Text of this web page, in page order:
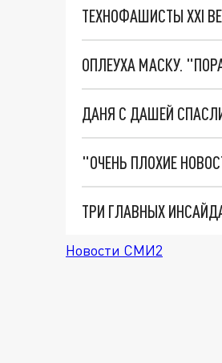
ТЕХНОФАШИСТЫ XXI
ОПЛЕУХА МАСКУ.
ДАНЯ С ДАШЕЙ
Новости СМИ2